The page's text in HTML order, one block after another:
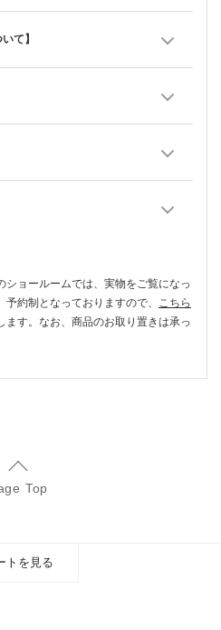
て】
ョールームでは、実物をご覧になっ
約制となっておりますので、 こちら
ます。なお、商品のお取り置きは承っ
Top
トを見る